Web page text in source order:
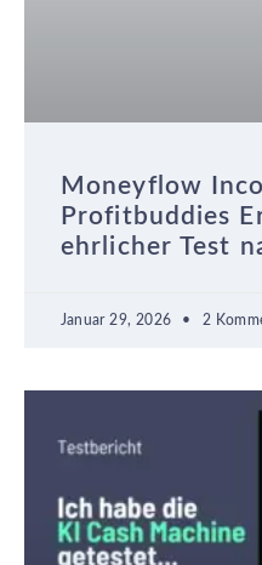
Moneyflow
Profitbuddies
ehrlicher Test
Januar 29, 2026 2